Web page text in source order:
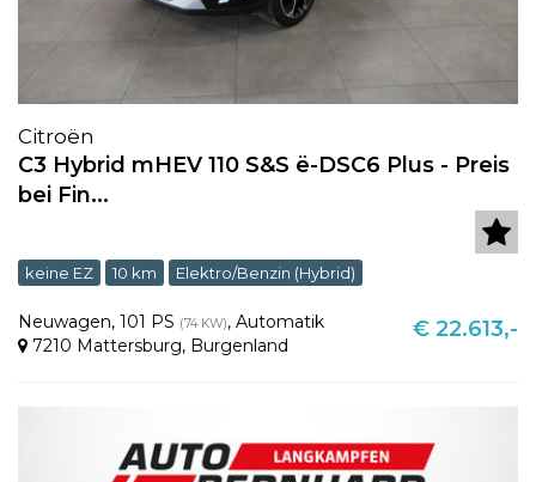
Citroën
C3 Hybrid mHEV 110 S&S ë-DSC6 Plus - Preis
bei Fin...
keine EZ 10 km Elektro/Benzin (Hybrid)
Neuwagen, 101 PS (74 KW), Automatik
7210 Mattersburg, Burgenland
€ 22.613,-